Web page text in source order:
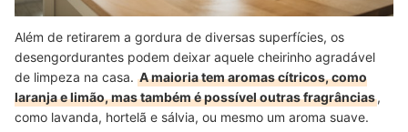
Além de retirarem a gordura de diversas superfícies, os
desengordurantes podem deixar aquele cheirinho agradável
de limpeza na casa. A maioria tem aromas cítricos, como
laranja e limão, mas também é possível outras fragrâncias,
como lavanda, hortelã e sálvia, ou mesmo um aroma suave.